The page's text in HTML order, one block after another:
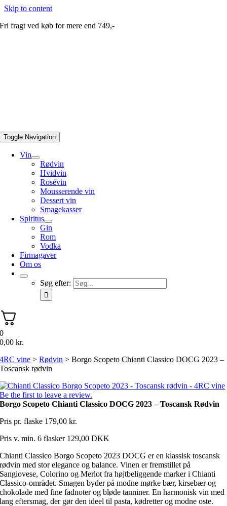
Skip to content
Fri fragt ved køb for mere end 749,-
Toggle Navigation
Vin
Rødvin
Hvidvin
Rosévin
Mousserende vin
Dessert vin
Smagekasser
Spiritus
Gin
Rom
Vodka
Firmagaver
Om os
Søg efter:
0
0,00kr.
4RC vine >Rødvin >Borgo Scopeto Chianti Classico DOCG 2023 –
Toscansk rødvin
Be the first to leave a review.
Borgo Scopeto Chianti Classico DOCG 2023 – Toscansk Rødvin
Pris pr. flaske 179,00kr.
Pris v. min. 6 flasker 129,00 DKK
Chianti Classico Borgo Scopeto 2023 DOCG er en klassisk toscansk
rødvin med stor elegance og balance. Vinen er fremstillet på
Sangiovese, Colorino og Merlot fra højtbeliggende marker i Chianti
Classico-området. Smagen byder på modne mørke bær, kirsebær og
chokolade med fine fadnoter og bløde tanniner. En harmonisk vin med
lang eftersmag, der gør den ideel til pasta, kødretter og modne oste.